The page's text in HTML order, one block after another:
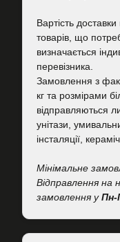
Вартість доставки
товарів, що
визначається
перевізника.
Замовлення з
кг та розмірами
відправляються
унітази,
інсталяції,
Мінімальне
Відправлення на
замовлення у